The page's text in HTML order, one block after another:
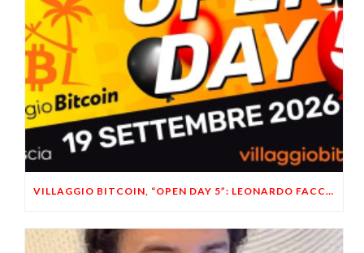
VILLAGGIO BITCOIN, “OPEN DAY 5”: LEONARDO FACCO OSPITE A BRESCIA